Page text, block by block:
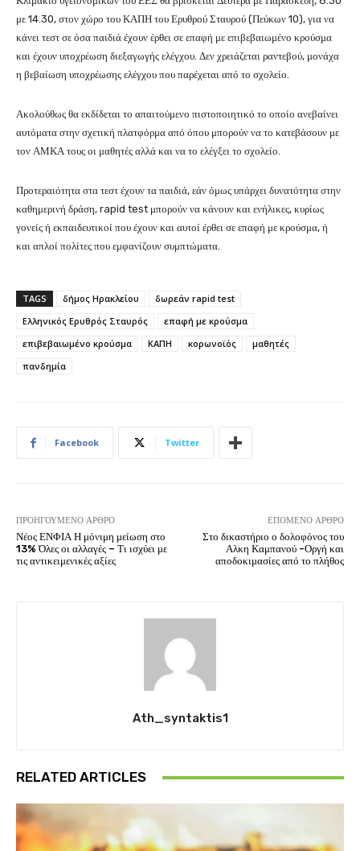
με 14.30, στον χώρο του ΚΑΠΗ του Ερυθρού Σταυρού (Πεύκων 10), για να
κάνει τεστ σε όσα παιδιά έχουν έρθει σε επαφή με επιβεβαιωμένο κρούσμα
και έχουν υποχρέωση διεξαγωγής ελέγχου. Δεν χρειάζεται ραντεβού, μονάχα
η βεβαίωση υποχρέωσης ελέγχου που παρέχεται από το σχολείο.
Ακολούθως θα εκδίδεται το απαιτούμενο πιστοποιητικό το οποίο ανεβαίνει
αυτόματα στην σχετική πλατφόρμα από όπου μπορούν να το κατεβάσουν με
τον ΑΜΚΑ τους οι μαθητές αλλά και να το ελέγξει το σχολείο.
Προτεραιότητα στα τεστ έχουν τα παιδιά, εάν όμως υπάρχει δυνατότητα στην
καθημερινή δράση, rapid test μπορούν να κάνουν και ενήλικες, κυρίως
γονείς ή εκπαιδευτικοί που έχουν και αυτοί έρθει σε επαφή με κρούσμα, ή
και απλοί πολίτες που εμφανίζουν συμπτώματα.
TAGS δήμος Ηρακλείου
δωρεάν rapid test
Ελληνικός Ερυθρός Σταυρός
επαφή με κρούσμα
επιβεβαιωμένο κρούσμα
ΚΑΠΗ κορωνοϊός
μαθητές
πανδημία
Facebook Twitter
ΠΡΟΗΓΟΎΜΕΝΟ ΆΡΘΡΟ
Νέος ΕΝΦΙΑ Η μόνιμη μείωση στο
13% Όλες οι αλλαγές – Τι ισχύει με
τις αντικειμενικές αξίες
ΕΠΌΜΕΝΟ ΆΡΘΡΟ
Στο δικαστήριο ο δολοφόνος του
Αλκη Καμπανού -Οργή και
αποδοκιμασίες από το πλήθος
Ath_syntaktis1
RELATED ARTICLES